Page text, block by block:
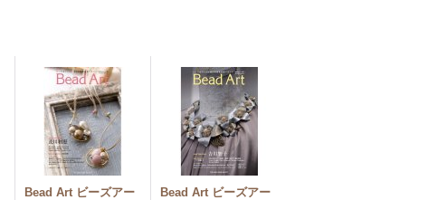
Bead Art ビーズアー
Bead Art ビーズアー